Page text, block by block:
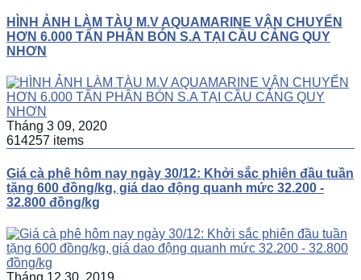
HÌNH ẢNH LÀM TÀU M.V AQUAMARINE VẬN CHUYỂN
HƠN 6.000 TẤN PHÂN BÓN S.A TẠI CẦU CẢNG QUY
NHƠN
Tháng 3 09, 2020
614257 items
Giá cà phê hôm nay ngày 30/12: Khởi sắc phiên đầu tuần
tặng 600 đồng/kg, giá dao động quanh mức 32.200 -
32.800 đồng/kg
Tháng 12 30, 2019